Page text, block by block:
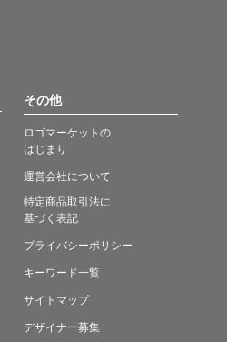
その他
ロゴマーケットの
はじまり
運営会社について
特定商品取引法に
基づく表記
プライバシーポリシー
キーワード一覧
サイトマップ
デザイナー募集